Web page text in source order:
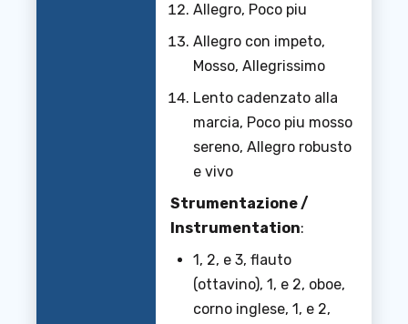
Allegro, Poco piu
Allegro con impeto,
Mosso, Allegrissimo
Lento cadenzato alla
marcia, Poco piu mosso
sereno, Allegro robusto
e vivo
Strumentazione /
Instrumentation:
1, 2, e 3, flauto
(ottavino), 1, e 2, oboe,
corno inglese, 1, e 2,